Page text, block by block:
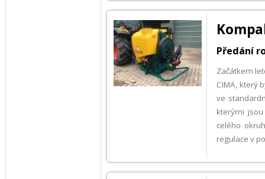
Předání
Začátkem
CIMA, který
ve
kterými
celého
regulace v